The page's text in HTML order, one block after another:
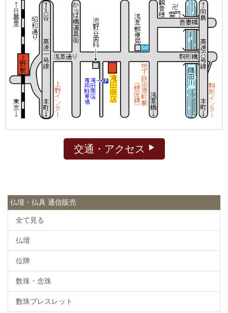
交通・アクセス
仏壇・仏具 通信販売
全て見る
仏壇
位牌
数珠・念珠
数珠ブレスレット